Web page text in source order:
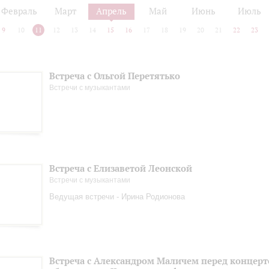
Февраль Март Апрель Май Июнь Июль
9 10 11 12 13 14 15 16 17 18 19 20 21 22 23
Встреча с Ольгой Перетятько
Встречи с музыкантами
Встреча с Елизаветой Леонской
Встречи с музыкантами
Ведущая встречи - Ирина Родионова
Встреча с Александром Маличем перед